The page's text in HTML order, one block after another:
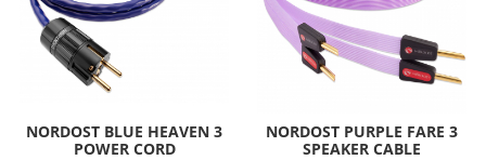
NORDOST BLUE HEAVEN 3
POWER CORD
NORDOST PURPLE FARE 3
SPEAKER CABLE